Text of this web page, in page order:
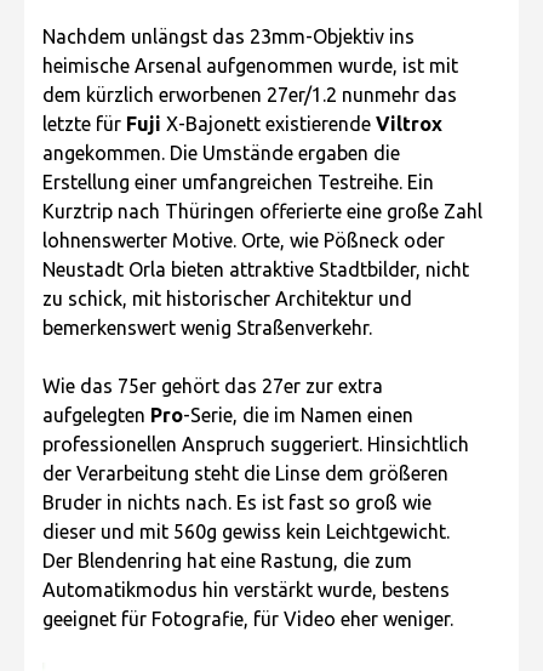
Nachdem unlängst das 23mm-Objektiv ins
heimische Arsenal aufgenommen wurde, ist mit
dem kürzlich erworbenen 27er/1.2 nunmehr das
letzte für Fuji X-Bajonett existierende Viltrox
angekommen. Die Umstände ergaben die
Erstellung einer umfangreichen Testreihe. Ein
Kurztrip nach Thüringen offerierte eine große Zahl
lohnenswerter Motive. Orte, wie Pößneck oder
Neustadt Orla bieten attraktive Stadtbilder, nicht
zu schick, mit historischer Architektur und
bemerkenswert wenig Straßenverkehr.
Wie das 75er gehört das 27er zur extra
aufgelegten Pro-Serie, die im Namen einen
professionellen Anspruch suggeriert. Hinsichtlich
der Verarbeitung steht die Linse dem größeren
Bruder in nichts nach. Es ist fast so groß wie
dieser und mit 560g gewiss kein Leichtgewicht.
Der Blendenring hat eine Rastung, die zum
Automatikmodus hin verstärkt wurde, bestens
geeignet für Fotografie, für Video eher weniger.